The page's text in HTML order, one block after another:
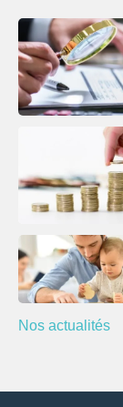
Nos actualités